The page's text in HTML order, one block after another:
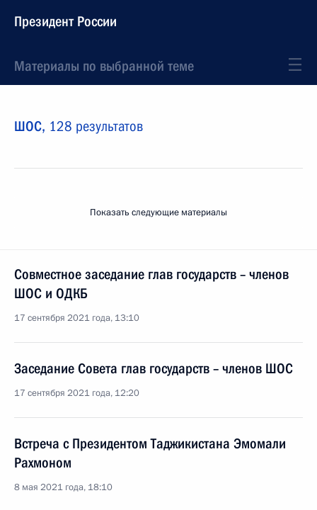
Президент России
Материалы по выбранной теме
ШОС, 128 результатов
Показать следующие материалы
Совместное заседание глав государств – членов
ШОС и ОДКБ
17 сентября 2021 года, 13:10
Заседание Совета глав государств – членов ШОС
17 сентября 2021 года, 12:20
Встреча с Президентом Таджикистана Эмомали
Рахмоном
8 мая 2021 года, 18:10